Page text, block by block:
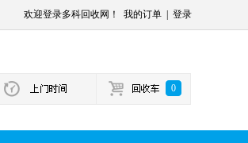
欢迎登录多科回收网！ 我的订单| 登录
0